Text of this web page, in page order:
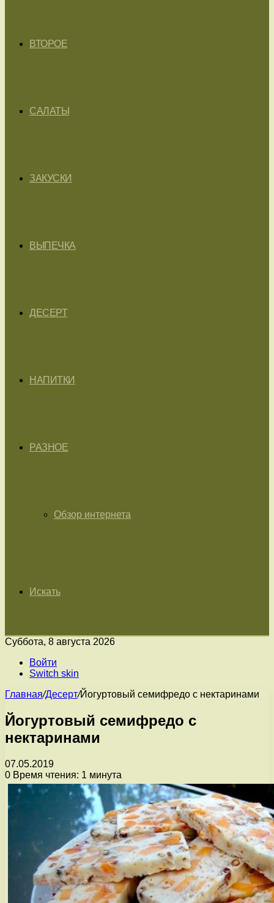
ВТОРОЕ
САЛАТЫ
ЗАКУСКИ
ВЫПЕЧКА
ДЕСЕРТ
НАПИТКИ
РАЗНОЕ
Обзор интернета
Искать
Суббота, 8 августа 2026
Войти
Switch skin
Главная/Десерт/Йогуртовый семифредо с нектаринами
Йогуртовый семифредо с
нектаринами
07.05.2019
0 Время чтения: 1 минута